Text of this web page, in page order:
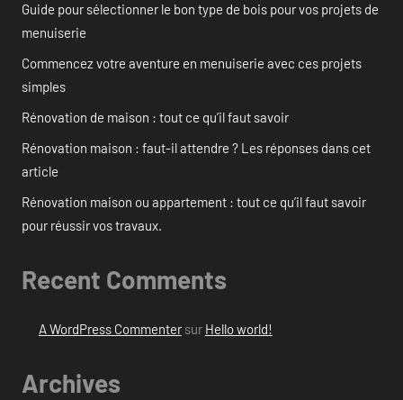
Guide pour sélectionner le bon type de bois pour vos projets de
menuiserie
Commencez votre aventure en menuiserie avec ces projets
simples
Rénovation de maison : tout ce qu’il faut savoir
Rénovation maison : faut-il attendre ? Les réponses dans cet
article
Rénovation maison ou appartement : tout ce qu’il faut savoir
pour réussir vos travaux.
Recent Comments
A WordPress Commentersur Hello world!
Archives